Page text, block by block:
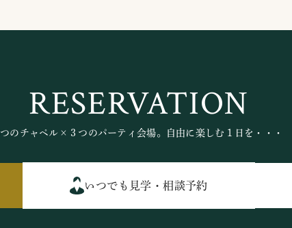
RESERVATION
のチャペル×３つのパーティ会場。自由に楽しむ１日を・・・
いつでも見学・相談予約